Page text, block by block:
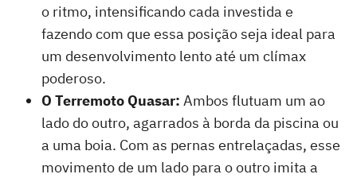
o ritmo, intensificando cada investida e
fazendo com que essa posição seja ideal para
um desenvolvimento lento até um clímax
poderoso.
O Terremoto Quasar:Ambos flutuam um ao
lado do outro, agarrados à borda da piscina ou
a uma boia. Com as pernas entrelaçadas, esse
movimento de um lado para o outro imita a